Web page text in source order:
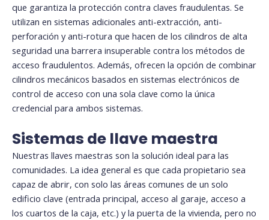
que garantiza la protección contra claves fraudulentas. Se
utilizan en sistemas adicionales anti-extracción, anti-
perforación y anti-rotura que hacen de los cilindros de alta
seguridad una barrera insuperable contra los métodos de
acceso fraudulentos. Además, ofrecen la opción de combinar
cilindros mecánicos basados en sistemas electrónicos de
control de acceso con una sola clave como la única
credencial para ambos sistemas.
Sistemas de llave maestra
Nuestras llaves maestras son la solución ideal para las
comunidades. La idea general es que cada propietario sea
capaz de abrir, con solo las áreas comunes de un solo
edificio clave (entrada principal, acceso al garaje, acceso a
los cuartos de la caja, etc.) y la puerta de la vivienda, pero no